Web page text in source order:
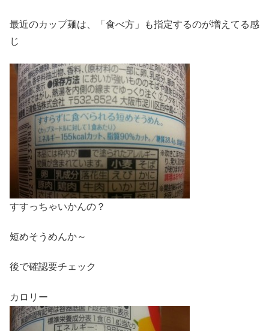
最近のカップ麺は、「食べ方」も指定するのが増えてる感
じ
すすっちゃいかんの？
短めそうめんか～
後で確認要チェック
カロリー